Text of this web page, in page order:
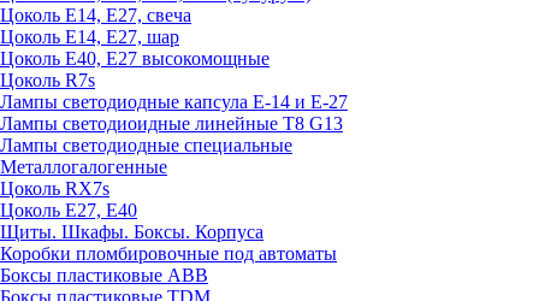
Цоколь Е14, Е27, свеча
Цоколь Е14, Е27, шар
Цоколь Е40, Е27 высокомощные
Цоколь R7s
Лампы светодиодные капсула Е-14 и Е-27
Лампы светодиоидные линейные T8 G13
Лампы светодиодные специальные
Металлогалогенные
Цоколь RX7s
Цоколь Е27, E40
Щиты. Шкафы. Боксы. Корпуса
Коробки пломбировочные под автоматы
Боксы пластиковые ABB
Боксы пластиковые TDM